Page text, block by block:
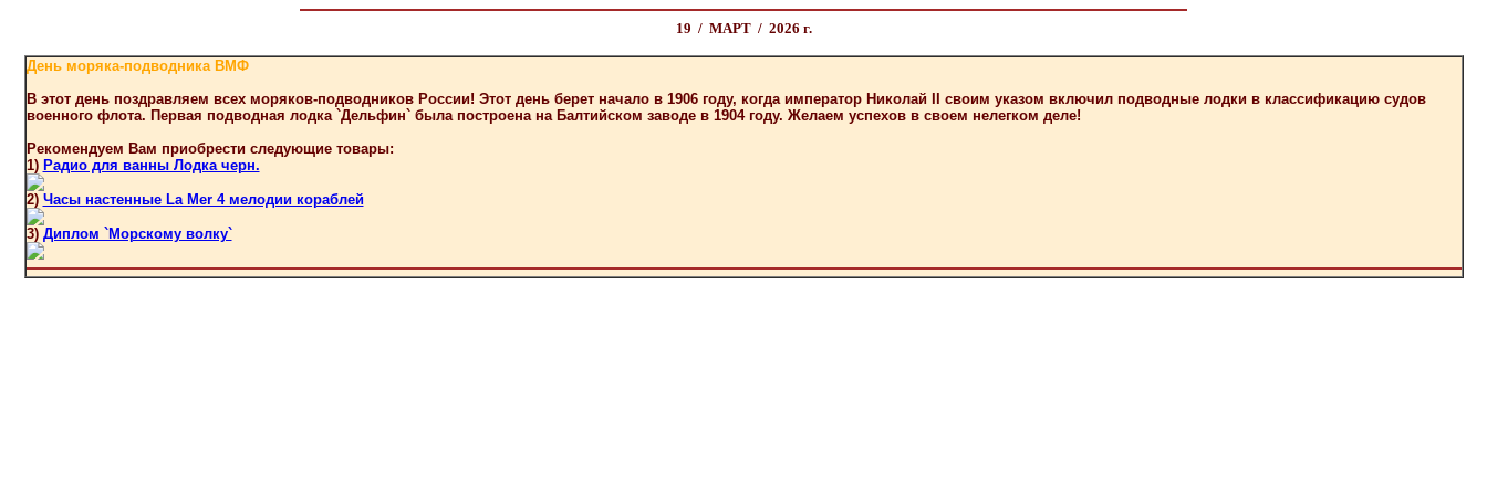
19 / МАРТ / 2026 г.
День моряка-подводника ВМФ
В этот день поздравляем всех моряков-подводников России! Этот день берет начало в 1906 году, когда император Николай II своим указом включил подводные лодки в классификацию судов
военного флота. Первая подводная лодка `Дельфин` была построена на Балтийском заводе в 1904 году. Желаем успехов в своем нелегком деле!
Рекомендуем Вам приобрести следующие товары:
1) Радио для ванны Лодка черн.
2) Часы настенные La Mer 4 мелодии кораблей
3) Диплом `Морскому волку`